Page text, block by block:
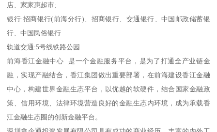
店、家家惠超市;
银行:招商银行(前海分行)、招商银行、交通银行、中国邮政储蓄银
行、中国民俗银行
轨道交通:5号线铁路公园
前海香江金融中心 是一个金融服务平台，是为了打通全产业链金
融，实现产融结合，香江集团做出重要部署，在前海建设香江金融
中心，构建世界金融生态平台，以优越的软硬件，结合国家金融政
策、信用环境、法律环境营造良好的金融生态内环境，成为承载香
江金融生态圈的创新金融平台。